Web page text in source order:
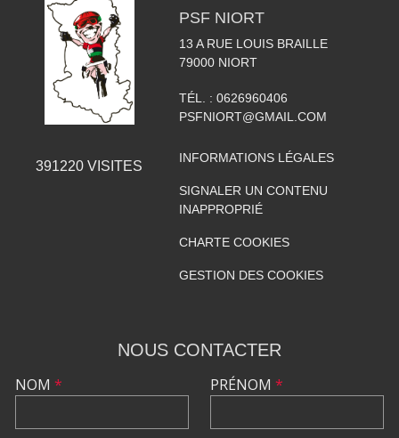
391220 VISITES
PSF NIORT
13 A RUE LOUIS BRAILLE
79000 NIORT
TÉL. : 0626960406
PSFNIORT@GMAIL.COM
INFORMATIONS LÉGALES
SIGNALER UN CONTENU
INAPPROPRIÉ
CHARTE COOKIES
GESTION DES COOKIES
NOUS CONTACTER
NOM * PRÉNOM *